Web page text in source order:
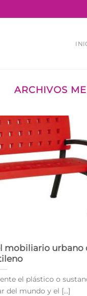
ARCHIVOS
mobiliario urbano
el plástico o
del mundo y el [...]